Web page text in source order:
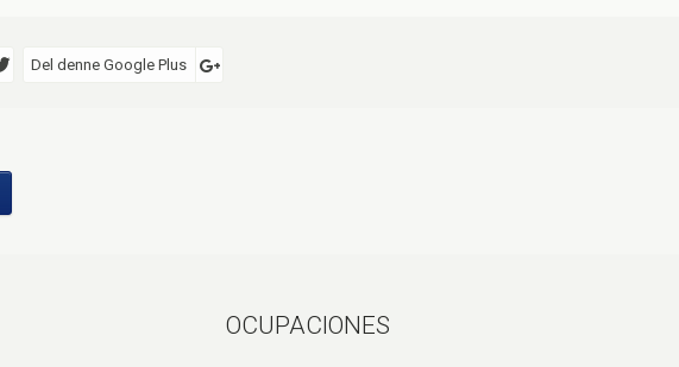
Del denne Google Plus
OCUPACIONES